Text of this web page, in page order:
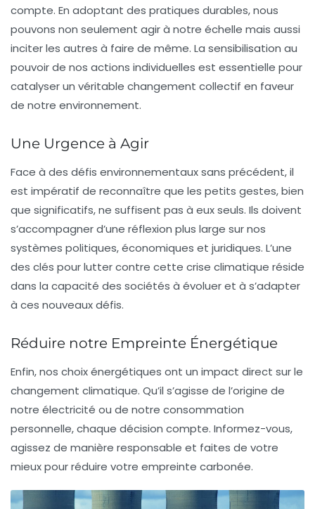
compte. En adoptant des pratiques durables, nous
pouvons non seulement agir à notre échelle mais aussi
inciter les autres à faire de même. La sensibilisation au
pouvoir de nos actions individuelles est essentielle pour
catalyser un véritable changement collectif en faveur
de notre environnement.
Une Urgence à Agir
Face à des défis environnementaux sans précédent, il
est impératif de reconnaître que les petits gestes, bien
que significatifs, ne suffisent pas à eux seuls. Ils doivent
s’accompagner d’une réflexion plus large sur nos
systèmes politiques, économiques et juridiques. L’une
des clés pour lutter contre cette crise climatique réside
dans la capacité des sociétés à évoluer et à s’adapter
à ces nouveaux défis.
Réduire notre Empreinte Énergétique
Enfin, nos choix énergétiques ont un impact direct sur le
changement climatique. Qu’il s’agisse de l’origine de
notre électricité ou de notre consommation
personnelle, chaque décision compte. Informez-vous,
agissez de manière responsable et faites de votre
mieux pour réduire votre empreinte carbonée.